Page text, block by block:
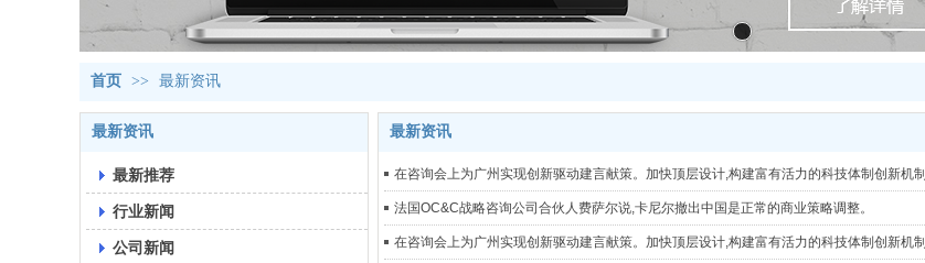
首页 >> 最新资讯
最新资讯
最新推荐
行业新闻
公司新闻
最新资讯
在咨询会上为广州实现创新驱动建言献策。加快顶层设计,构建富有活力的科技体制创新机制
法国OC&C战略咨询公司合伙人费萨尔说,卡尼尔撤出中国是正常的商业策略调整。
在咨询会上为广州实现创新驱动建言献策。加快顶层设计,构建富有活力的科技体制创新机制